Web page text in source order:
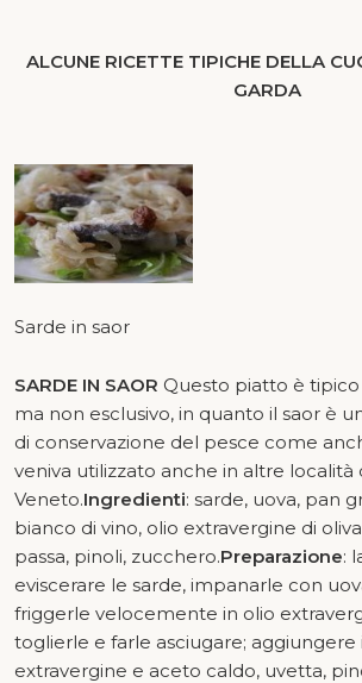
ALCUNE RICETTE TIPICHE DELLA
GARDA
Sarde in saor
SARDE IN SAOR Questo piatto è tipico
ma non esclusivo, in quanto il saor è
di conservazione del pesce come
veniva utilizzato anche in altre località
Veneto.Ingredienti: sarde, uova, pan
bianco di vino, olio extravergine di
passa, pinoli, zucchero.Preparazione:
eviscerare le sarde, impanarle con
friggerle velocemente in olio
toglierle e farle asciugare; aggiungere
extravergine e aceto caldo, uvetta,